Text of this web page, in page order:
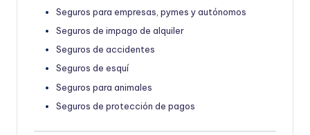
Seguros para empresas, pymes y autónomos
Seguros de impago de alquiler
Seguros de accidentes
Seguros de esquí
Seguros para animales
Seguros de protección de pagos